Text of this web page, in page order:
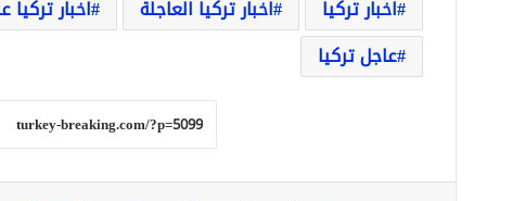
اخبار تركيا
اخبار تركيا العاجلة اخبار تركيا
عاجل تركيا